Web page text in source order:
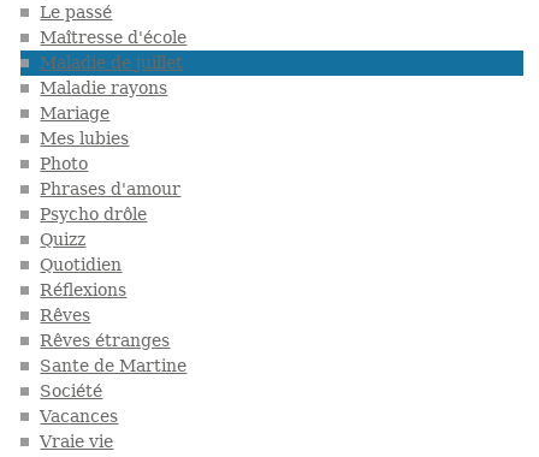
Le passé
Maîtresse d'école
Maladie de juillet
Maladie rayons
Mariage
Mes lubies
Photo
Phrases d'amour
Psycho drôle
Quizz
Quotidien
Réflexions
Rêves
Rêves étranges
Sante de Martine
Société
Vacances
Vraie vie